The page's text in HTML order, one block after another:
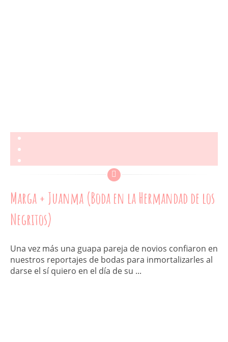
Marga + Juanma (Boda en la Hermandad de los
Negritos)
Una vez más una guapa pareja de novios confiaron en
nuestros reportajes de bodas para inmortalizarles al
darse el sí quiero en el día de su ...